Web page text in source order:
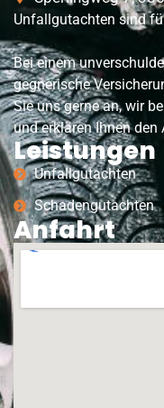
Unfallgutachten sind
Bei einem
gegnerische
Sie uns gerne an, wir
und erklären Ihnen
Leistungen
Unfallgutachten
Schadengutachten
Anfahrt